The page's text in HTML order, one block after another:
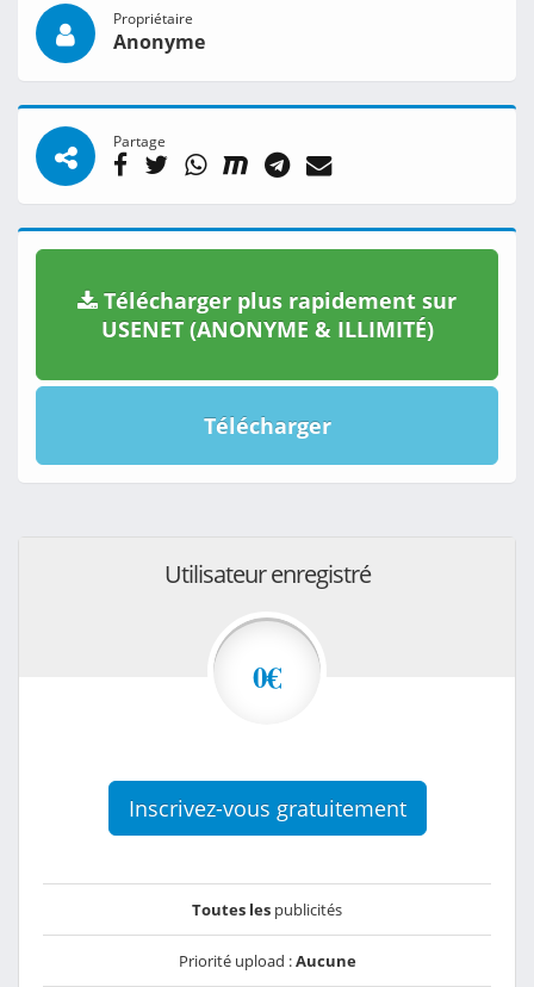
Propriétaire
Anonyme
Partage
Télécharger plus rapidement sur
USENET (ANONYME & ILLIMITÉ)
Télécharger
Utilisateur enregistré
0€
Inscrivez-vous gratuitement
Toutes les publicités
Priorité upload :Aucune